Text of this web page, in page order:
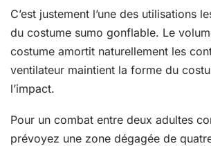
C’est justement l’une des utilisations
du costume sumo gonflable. Le
costume amortit naturellement les
ventilateur maintient la forme du
l’impact.
Pour un combat entre deux adultes
prévoyez une zone dégagée de